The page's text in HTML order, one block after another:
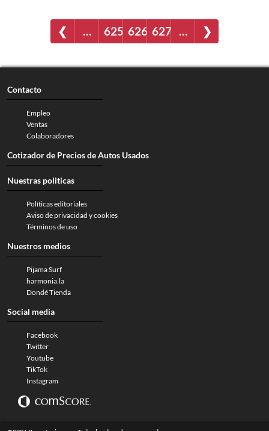
❮ … 625 626 627 … ❯
Contacto
Empleo
Ventas
Colaboradores
Cotizador de Precios de Autos Usados
Nuestras politicas
Políticas editoriales
Aviso de privacidad y cookies
Términos de uso
Nuestros medios
Pijama Surf
harmonia.la
Dondé Tienda
Social media
Facebook
Twitter
Youtube
TikTok
Instagram